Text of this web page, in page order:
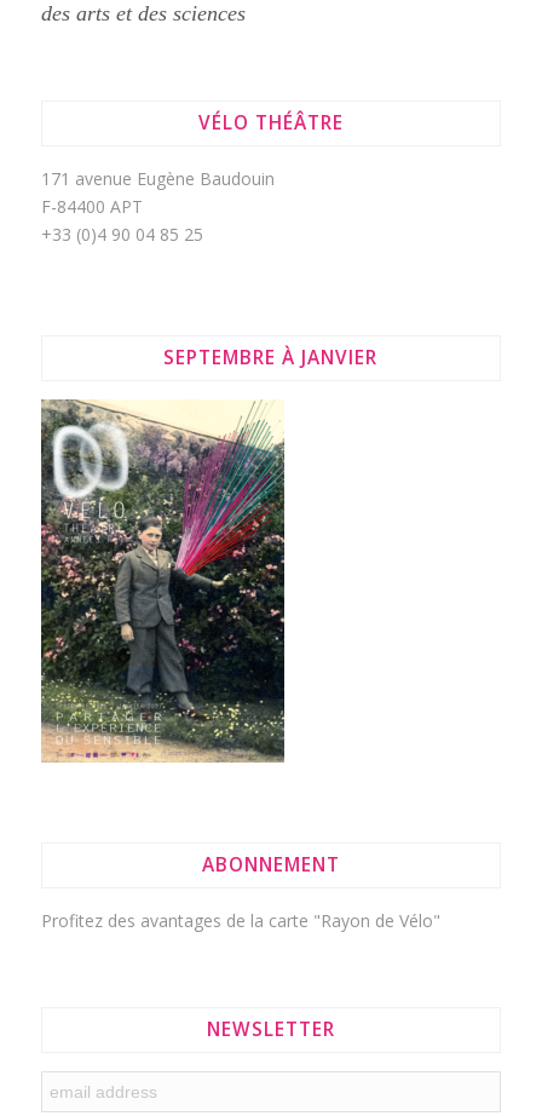
des arts et des sciences
VÉLO THÉÂTRE
171 avenue Eugène Baudouin
F-84400 APT
+33 (0)4 90 04 85 25
SEPTEMBRE À JANVIER
ABONNEMENT
Profitez des avantages de la carte "Rayon de Vélo"
NEWSLETTER